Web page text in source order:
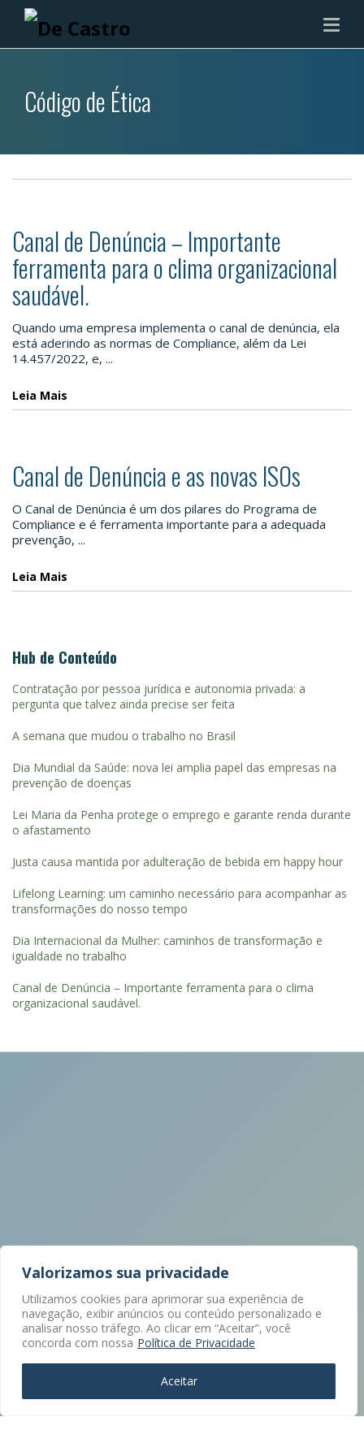
Valorizamos sua privacidade
Utilizamos cookies para aprimorar sua experiência de
navegação, exibir anúncios ou conteúdo personalizado e
analisar nosso tráfego. Ao clicar em “Aceitar”, você
concorda com nossa Política de Privacidade
Aceitar
Código de Ética
Canal de Denúncia – Importante
ferramenta para o clima organizacional
saudável.
Quando uma empresa implementa o canal de denúncia, ela
está aderindo as normas de Compliance, além da Lei
14.457/2022, e, ...
Leia Mais
Canal de Denúncia e as novas ISOs
O Canal de Denúncia é um dos pilares do Programa de
Compliance e é ferramenta importante para a adequada
prevenção, ...
Leia Mais
Hub de Conteúdo
Contratação por pessoa jurídica e autonomia privada: a
pergunta que talvez ainda precise ser feita
A semana que mudou o trabalho no Brasil
Dia Mundial da Saúde: nova lei amplia papel das empresas na
prevenção de doenças
Lei Maria da Penha protege o emprego e garante renda durante
o afastamento
Justa causa mantida por adulteração de bebida em happy hour
Lifelong Learning: um caminho necessário para acompanhar as
transformações do nosso tempo
Dia Internacional da Mulher: caminhos de transformação e
igualdade no trabalho
Canal de Denúncia – Importante ferramenta para o clima
organizacional saudável.